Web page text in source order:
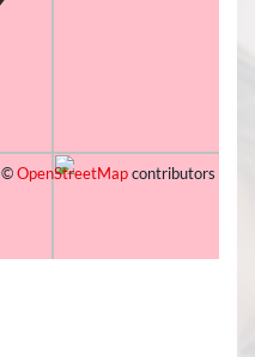
©OpenStreetMapcontributors